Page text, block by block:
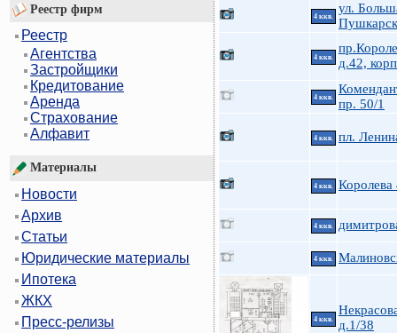
Реестр фирм
Реестр
Агентства
Застройщики
Кредитование
Аренда
Страхование
Алфавит
Материалы
Новости
Архив
Статьи
Юридические материалы
Ипотека
ЖКХ
Пресс-релизы
4 ккв.
ул.
4 ккв.
д.42,
4 ккв.
пр. 50/1
4 ккв. пл.
4 ккв. Королева
4 ккв.
4 ккв.
4 ккв.
д.1/38